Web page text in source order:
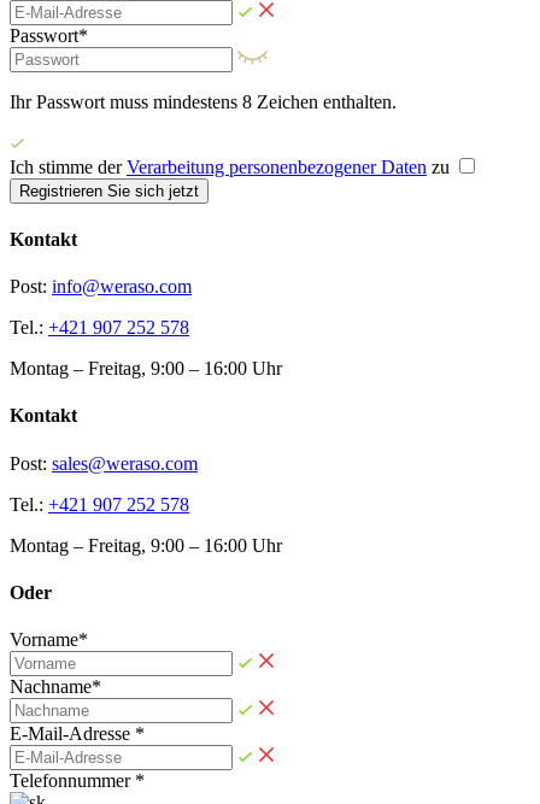
Passwort*
Ihr Passwort muss mindestens 8 Zeichen enthalten.
Ich stimme derVerarbeitung personenbezogener Daten zu
Registrieren Sie sich jetzt
Kontakt
Post: info@weraso.com
Tel.: +421 907 252 578
Montag – Freitag, 9:00 – 16:00 Uhr
Kontakt
Post: sales@weraso.com
Tel.: +421 907 252 578
Montag – Freitag, 9:00 – 16:00 Uhr
Oder
Vorname*
Nachname*
E-Mail-Adresse *
Telefonnummer *